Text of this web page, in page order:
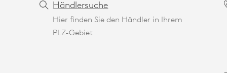
Händlersuche
Hier finden Sie den Händler in Ihrem
PLZ-Gebiet